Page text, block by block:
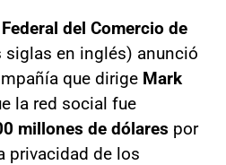
del Comercio de
siglas en inglés) anunció
que dirige Mark
la red social fue
millones de dólares por
privacidad de los